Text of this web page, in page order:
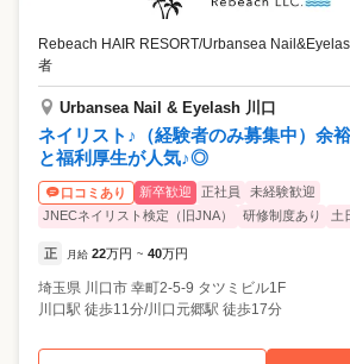
Rebeach HAIR RESORT/Urbansea
者
Urbansea Nail & Eyelash 川口
ネイリスト♪（経験者のみ募集中）余
と福利厚生が人気♪◎
口コミあり 新卒歓迎 正社員
未経験歓迎
JNECネイリスト検定（旧JNA）
研修制度あり 土
正 月給 22万円 ~ 40万円
埼玉県 川口市 幸町2-5-9 タツミビル1F
川口駅 徒歩11分/川口元郷駅 徒歩17分